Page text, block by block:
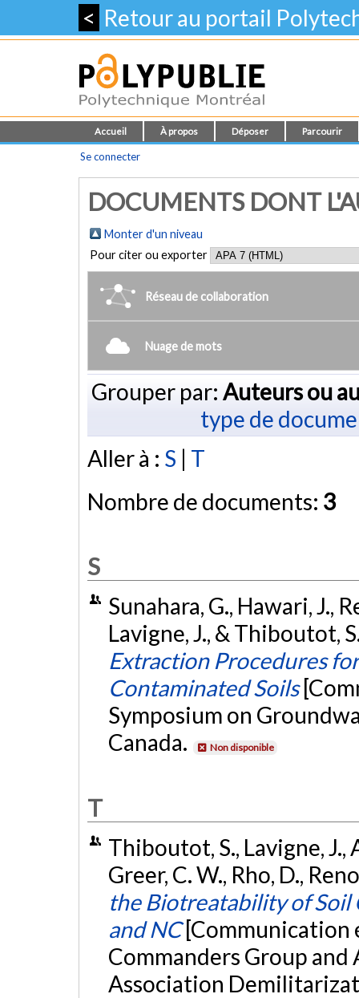
< Retour au portail
Accueil À propos Déposer Parcourir
Se connecter
DOCUMENTS DONT
Monter d'un niveau
Pour citer ou exporter
Réseau de collaboration
Nuage de mots
Grouper par: Auteurs ou
type de
Aller à : S | T
Nombre de documents: 3
S
Sunahara, G., Hawari, J.,
Lavigne, J., & Thiboutot,
Extraction Procedures
Contaminated Soils
Symposium on
Canada.
Non disponible
T
Thiboutot, S., Lavigne, J.,
Greer, C. W., Rho, D.,
the Biotreatability of Soil
and NC [Communication
Commanders Group
Association